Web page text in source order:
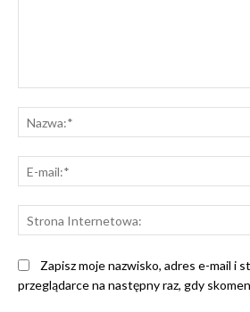
Zapisz moje nazwisko, adres e-mail i
przeglądarce na następny raz, gdy